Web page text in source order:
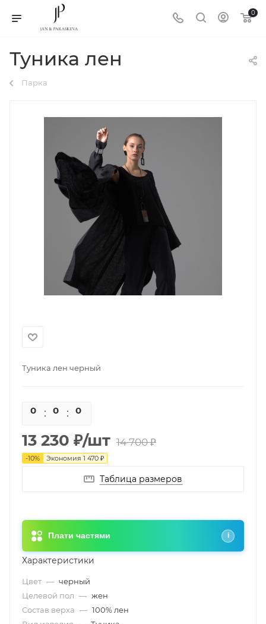
0
Туника лен
Парка
Туника лен черный
0 0 0
13 230 ₽/шт 14 700₽
-10% Экономия 1 470 ₽
Таблица размеров
Плати частями i
Характеристики
Цвет — черный
Целевой пол — жен
Состав верха — 100% лен